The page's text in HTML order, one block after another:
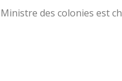
des colonies est